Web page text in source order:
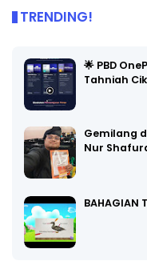
TRENDING!
🌟 PBD
Tahniah
Gemilang
Nur
BAHAGIAN